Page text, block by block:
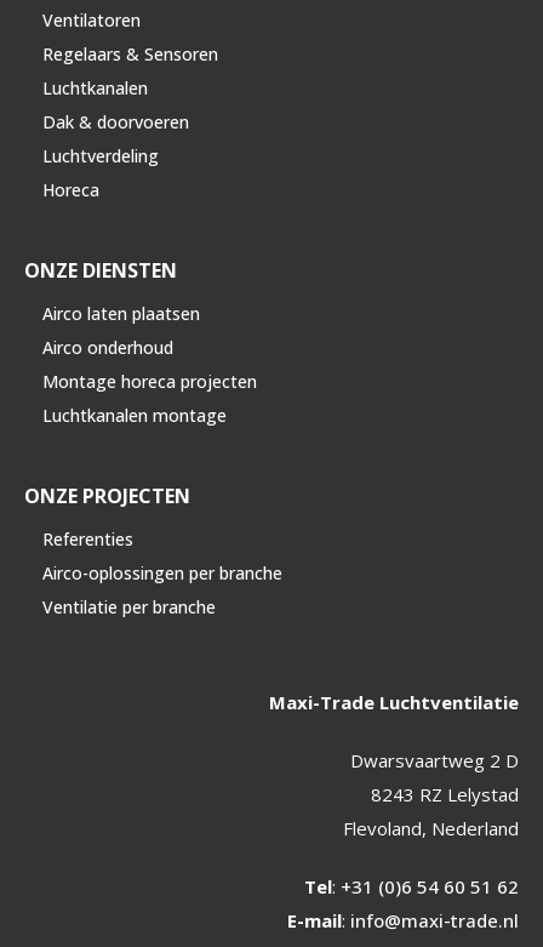
Ventilatoren
Regelaars & Sensoren
Luchtkanalen
Dak & doorvoeren
Luchtverdeling
Horeca
ONZE DIENSTEN
Airco laten plaatsen
Airco onderhoud
Montage horeca projecten
Luchtkanalen montage
ONZE PROJECTEN
Referenties
Airco-oplossingen per branche
Ventilatie per branche
Maxi-Trade Luchtventilatie
Dwarsvaartweg 2 D
8243 RZ Lelystad
Flevoland, Nederland
Tel: +31 (0)6 54 60 51 62
E-mail: info@maxi-trade.nl